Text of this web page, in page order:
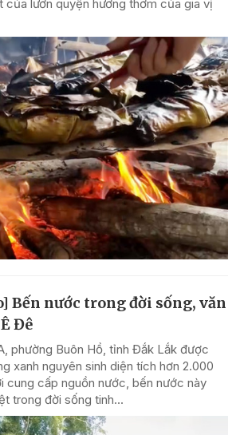
của lươn quyện hương thơm của gia vị
Bến nước trong đời sống, văn
Đê
phường Buôn Hồ, tỉnh Đắk Lắk được
xanh nguyên sinh diện tích hơn 2.000
cung cấp nguồn nước, bến nước này
trong đời sống tinh...